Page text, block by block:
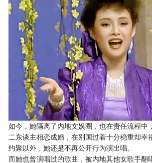
如今，她隔离了内地文娱圈，也在责任流程中
二东谈主相恋成婚，在别国过着十分稳重却幸
约聚以外，她还是不再公开行为演出唱。
而她也曾演唱过的歌曲，被内地其他女歌手翻